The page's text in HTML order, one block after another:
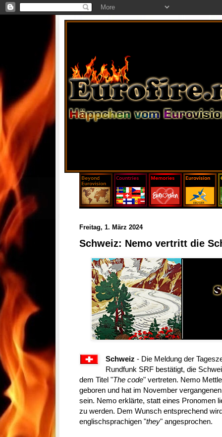
Freitag, 1. März 2024
Schweiz: Nemo vertritt die
Schweiz- Die Meldung der
Rundfunk SRF bestätigt, die
dem Titel "The code" vertreten. Nemo
geboren und hat im November
sein. Nemo erklärte, statt eines Pronomen
zu werden. Dem Wunsch entsprechend
englischsprachigen "they" angesprochen.